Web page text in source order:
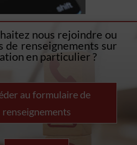
nous rejoindre ou
de renseignements sur
en particulier ?
au formulaire de
renseignements